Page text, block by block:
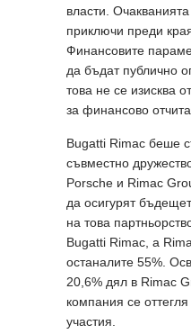
власти.
приключи преди
Финансовите
да бъдат публично
това не се изисква
за финансово
Bugatti Rimac беше
съвместно
Porsche и Rimac
да осигурят
на това
Bugatti Rimac, а
останалите 55%.
20,6% дял в Rimac
компания се
участия.